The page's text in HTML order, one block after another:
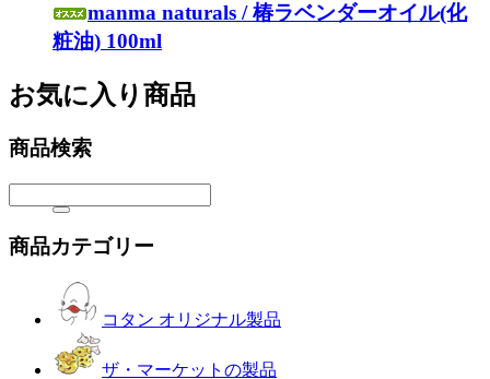
manma naturals / 椿ラベンダーオイル(化
粧油) 100ml
お気に入り商品
商品検索
商品カテゴリー
コタン オリジナル製品
ザ・マーケットの製品